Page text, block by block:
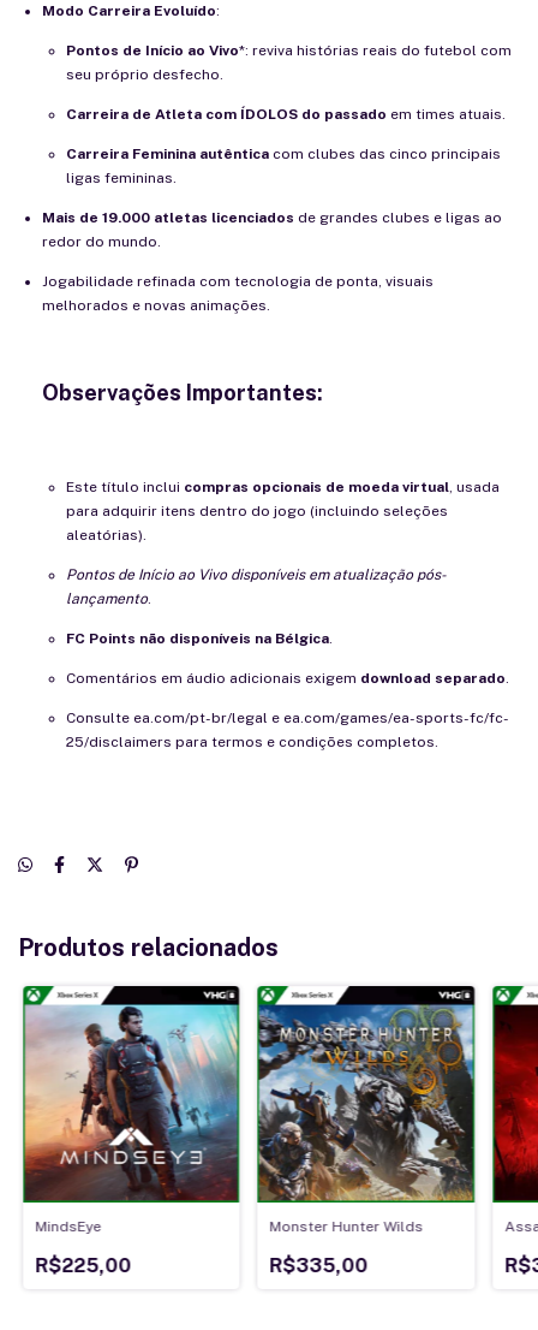
Modo Carreira Evoluído:
Pontos de Início ao Vivo*: reviva histórias reais do futebol com
seu próprio desfecho.
Carreira de Atleta com ÍDOLOS do passado em times atuais.
Carreira Feminina autêntica com clubes das cinco principais
ligas femininas.
Mais de 19.000 atletas licenciados de grandes clubes e ligas ao
redor do mundo.
Jogabilidade refinada com tecnologia de ponta, visuais
melhorados e novas animações.
Observações Importantes:
Este título inclui compras opcionais de moeda virtual, usada
para adquirir itens dentro do jogo (incluindo seleções
aleatórias).
Pontos de Início ao Vivo disponíveis em atualização pós-
lançamento.
FC Points não disponíveis na Bélgica.
Comentários em áudio adicionais exigem download separado.
Consulte ea.com/pt-br/legal e ea.com/games/ea-sports-fc/fc-
25/disclaimers para termos e condições completos.
Produtos relacionados
MindsEye
R$225,00
Monster Hunter Wilds
R$335,00